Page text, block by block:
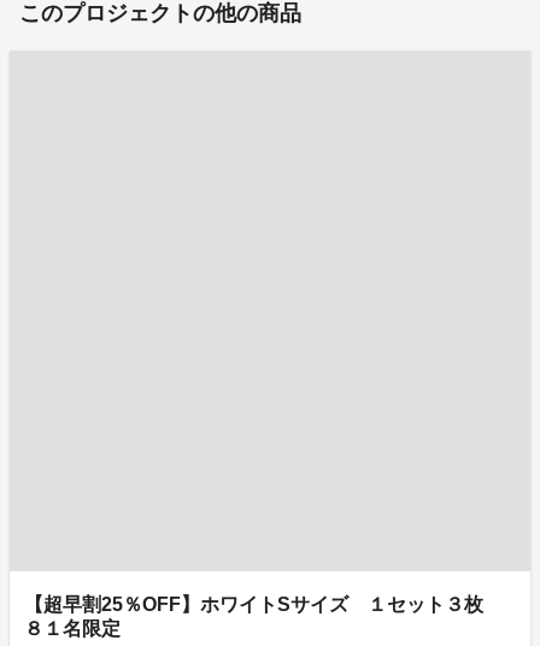
このプロジェクトの他の商品
【超早割25％OFF】ホワイトSサイズ １セット３枚
８１名限定